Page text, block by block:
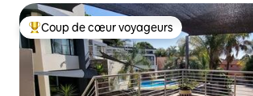
Coups de cœur voyageurs les plus
Coup de cœur voyageurs